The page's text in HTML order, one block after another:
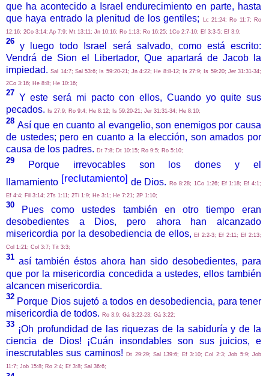
que ha acontecido a Israel endurecimiento en parte, hasta
que haya entrado la plenitud de los gentiles;
Lc 21:24; Ro 11:7; Ro
12:16; 2Co 3:14; Ap 7:9; Mt 13:11; Jn 10:16; Ro 1:13; Ro 16:25; 1Co 2:7-10; Ef 3:3-5; Ef 3:9;
26 y luego todo Israel será salvado, como está escrito:
Vendrá de Sion el Libertador, Que apartará de Jacob la
impiedad.Sal 14:7; Sal 53:6; Is 59:20-21; Jn 4:22; He 8:8-12; Is 27:9; Is 59:20; Jer 31:31-34;
2Co 3:16; He 8:8; He 10:16;
27 Y este será mi pacto con ellos, Cuando yo quite sus
pecados.
Is 27:9; Ro 9:4; He 8:12; Is 59:20-21; Jer 31:31-34; He 8:10;
28 Así que en cuanto al evangelio, son enemigos por causa
de ustedes; pero en cuanto a la elección, son amados por
causa de los padres. Dt 7:8; Dt 10:15; Ro 9:5; Ro 5:10;
29
Porque irrevocables son los dones y el
llamamiento [reclutamiento] de Dios.Ro 8:28; 1Co 1:26; Ef 1:18; Ef 4:1;
Ef 4:4; Fil 3:14; 2Ts 1:11; 2Ti 1:9; He 3:1; He 7:21; 2P 1:10;
30
Pues como ustedes también en otro tiempo eran
desobedientes a Dios, pero ahora han alcanzado
misericordia por la desobediencia de ellos,Ef 2:2-3; Ef 2:11; Ef 2:13;
Col 1:21; Col 3:7; Tit 3:3;
31 así también éstos ahora han sido desobedientes, para
que por la misericordia concedida a ustedes, ellos también
alcancen misericordia.
32 Porque Dios sujetó a todos en desobediencia, para tener
misericordia de todos. Ro 3:9; Gá 3:22-23; Gá 3:22;
33 ¡Oh profundidad de las riquezas de la sabiduría y de la
ciencia de Dios! ¡Cuán insondables son sus juicios, e
inescrutables sus caminos!Dt 29:29; Sal 139:6; Ef 3:10; Col 2:3; Job 5:9; Job
11:7; Job 15:8; Ro 2:4; Ef 3:8; Sal 36:6;